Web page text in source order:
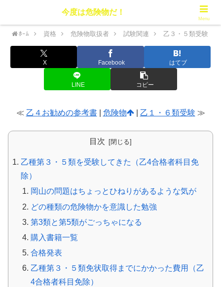
ﾎｰﾑ 資格 危険物取扱者 試験関連 乙３・５類受験
X Facebook はてブ
LINE コピー
≪ 乙４お勧めの参考書| 危険物 | 乙１・６類受験 ≫
目次
乙種第３・５類を受験してきた（乙4合格者科目免
除）
岡山の問題はちょっとひねりがあるような気が
どの種類の危険物かを意識した勉強
第3類と第5類がごっちゃになる
購入書籍一覧
合格発表
乙種第３・５類免状取得までにかかった費用（乙
4合格者科目免除）
今度は危険物だ！
Menu